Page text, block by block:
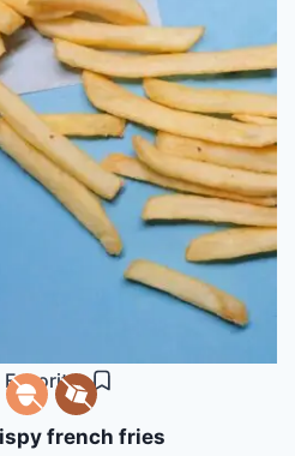
Favorites
french fries